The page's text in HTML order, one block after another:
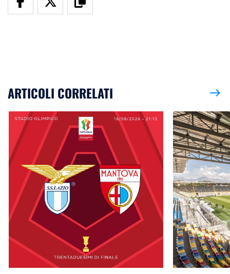
ARTICOLI CORRELATI east